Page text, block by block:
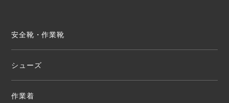
安全靴・作業靴
シューズ
作業着